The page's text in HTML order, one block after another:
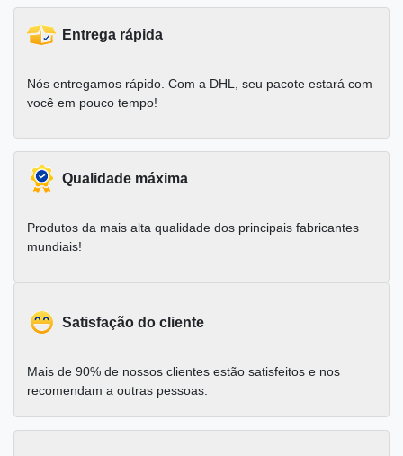
Entrega rápida
Nós entregamos rápido. Com a DHL, seu pacote estará com
você em pouco tempo!
Qualidade máxima
Produtos da mais alta qualidade dos principais fabricantes
mundiais!
Satisfação do cliente
Mais de 90% de nossos clientes estão satisfeitos e nos
recomendam a outras pessoas.